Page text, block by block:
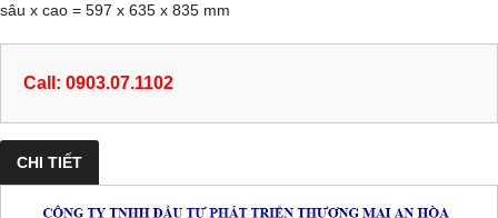
sâu x cao = 597 x 635 x 835 mm
Call: 0903.07.1102
CHI TIẾT